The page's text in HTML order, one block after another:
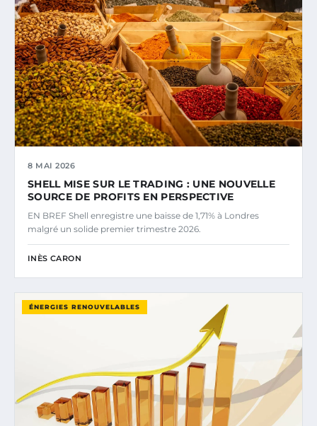
8 MAI 2026
SHELL MISE SUR LE TRADING : UNE NOUVELLE
SOURCE DE PROFITS EN PERSPECTIVE
EN BREF Shell enregistre une baisse de 1,71% à Londres
malgré un solide premier trimestre 2026.
INÈS CARON
ÉNERGIES RENOUVELABLES